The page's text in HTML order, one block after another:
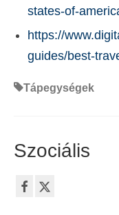
states-of-
https://
guides/best-
Tápegységek
Szociális